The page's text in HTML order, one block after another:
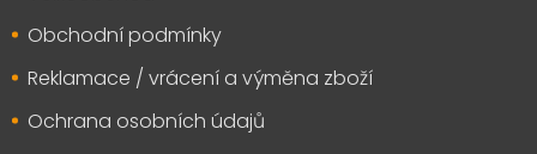
Obchodní podmínky
Reklamace / vrácení a výměna zboží
Ochrana osobních údajů